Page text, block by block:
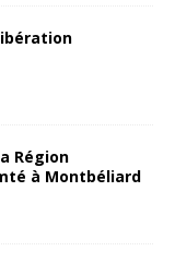
Région
à Montbéliard